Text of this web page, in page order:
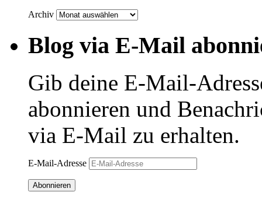
Archiv
Blog via E-Mail
Gib deine E-Mail-
abonnieren und
via E-Mail zu erhalten.
E-Mail-Adresse
Abonnieren